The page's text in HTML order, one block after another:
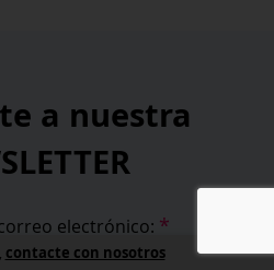
a nuestra
electrónico: *
contacte con nosotros